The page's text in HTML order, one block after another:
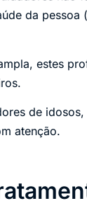
da pessoa
estes
de
atenção.